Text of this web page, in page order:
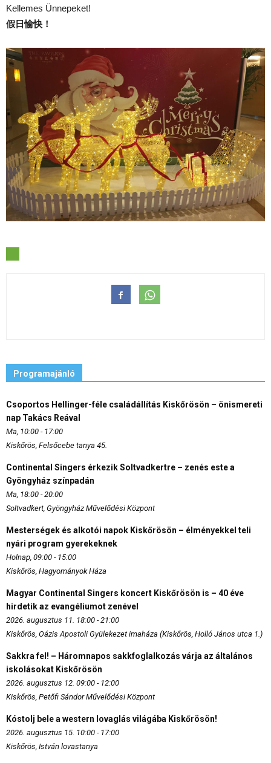
Kellemes Ünnepeket!
假日愉快 ！
Programajánló
Csoportos Hellinger-féle családállítás Kiskőrösön – önismereti
nap Takács Reával
Ma, 10:00 - 17:00
Kiskőrös, Felsőcebe tanya 45.
Continental Singers érkezik Soltvadkertre – zenés este a
Gyöngyház színpadán
Ma, 18:00 - 20:00
Soltvadkert, Gyöngyház Művelődési Központ
Mesterségek és alkotói napok Kiskőrösön – élményekkel teli
nyári program gyerekeknek
Holnap, 09:00 - 15:00
Kiskőrös, Hagyományok Háza
Magyar Continental Singers koncert Kiskőrösön is – 40 éve
hirdetik az evangéliumot zenével
2026. augusztus 11. 18:00 - 21:00
Kiskőrös, Oázis Apostoli Gyülekezet imaháza (Kiskőrös, Holló János utca 1.)
Sakkra fel! – Háromnapos sakkfoglalkozás várja az általános
iskolásokat Kiskőrösön
2026. augusztus 12. 09:00 - 12:00
Kiskőrös, Petőfi Sándor Művelődési Központ
Kóstolj bele a western lovaglás világába Kiskőrösön!
2026. augusztus 15. 10:00 - 17:00
Kiskőrös, István lovastanya